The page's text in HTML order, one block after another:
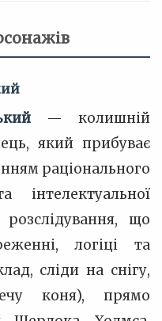
— колишній
який прибуває
раціонального
інтелектуальної
що
логіці та
сліди на снігу,
коня), прямо